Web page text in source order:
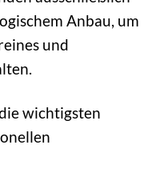
Anbau, um
und
wichtigsten